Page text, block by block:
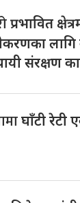
प्रभावित
लागि
संरक्षण
घाँटी रेटी